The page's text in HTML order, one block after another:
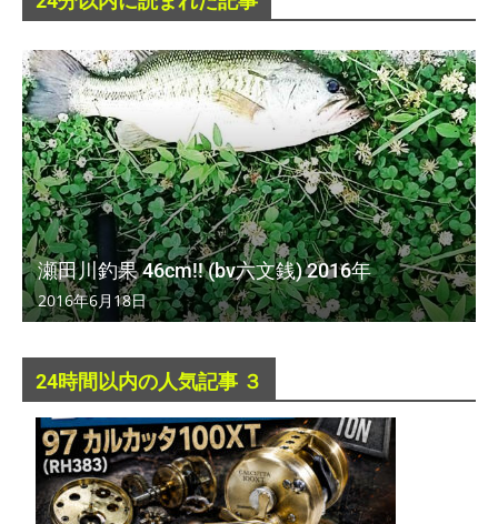
瀬田川釣果 46cm!! (bv六文銭) 2016年
2016年6月18日
24時間以内の人気記事 ３